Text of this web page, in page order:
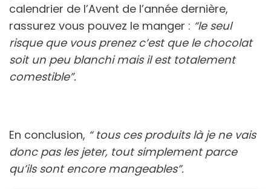
calendrier de l’Avent de l’année dernière,
rassurez vous pouvez le manger : “le seul
risque que vous prenez c’est que le chocolat
soit un peu blanchi mais il est totalement
comestible”.
En conclusion, “ tous ces produits là je ne vais
donc pas les jeter, tout simplement parce
qu’ils sont encore mangeables”.